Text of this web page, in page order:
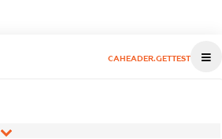
CAHEADER.GETTEST